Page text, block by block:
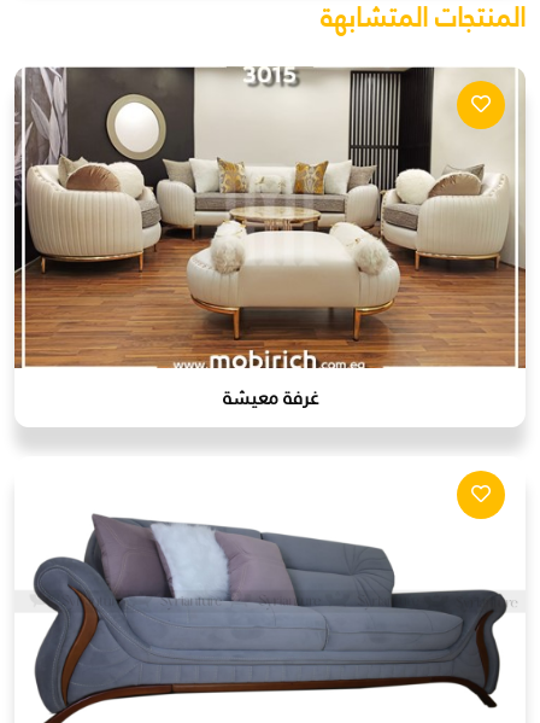
المنتجات المتشابهة
غرفة معيشة